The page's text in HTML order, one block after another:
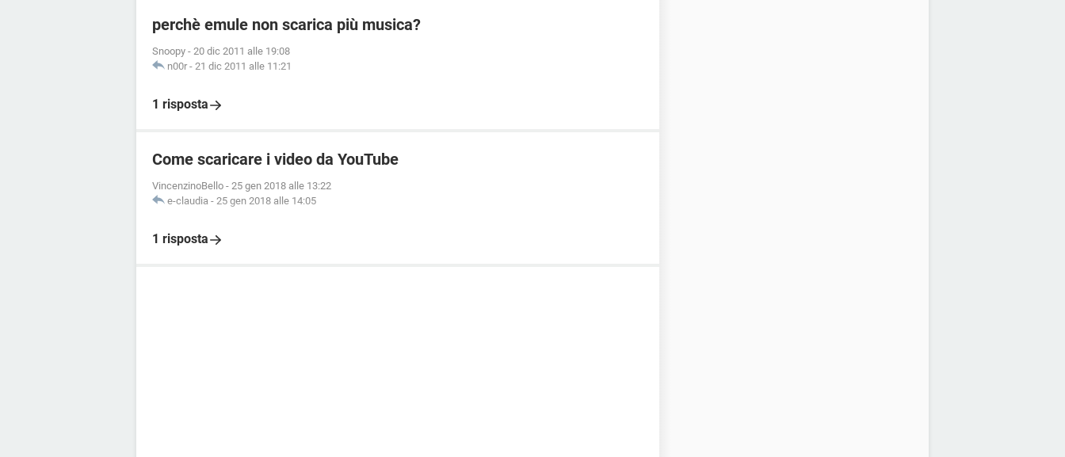
perchè emule non scarica più musica?
Snoopy - 20 dic 2011 alle 19:08
n00r - 21 dic 2011 alle 11:21
1 risposta
Come scaricare i video da YouTube
VincenzinoBello - 25 gen 2018 alle 13:22
e-claudia - 25 gen 2018 alle 14:05
1 risposta